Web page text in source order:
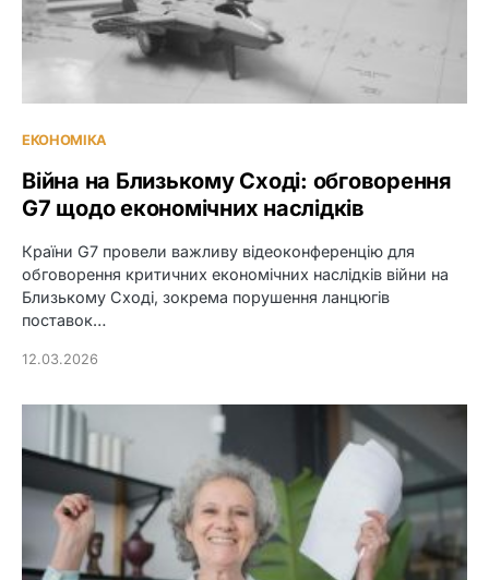
ЕКОНОМІКА
Війна на Близькому Сході: обговорення
G7 щодо економічних наслідків
Країни G7 провели важливу відеоконференцію для
обговорення критичних економічних наслідків війни на
Близькому Сході, зокрема порушення ланцюгів
поставок…
12.03.2026